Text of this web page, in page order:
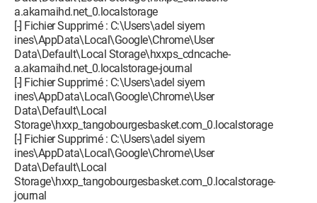
a.akamaihd.net_0.localstorage
[-] Fichier Supprimé : C:\Users\adel siyem
ines\AppData\Local\Google\Chrome\User
Data\Default\Local Storage\hxxps_cdncache-
a.akamaihd.net_0.localstorage-journal
[-] Fichier Supprimé : C:\Users\adel siyem
ines\AppData\Local\Google\Chrome\User
Data\Default\Local
Storage\hxxp_tangobourgesbasket.com_0.localstorage
[-] Fichier Supprimé : C:\Users\adel siyem
ines\AppData\Local\Google\Chrome\User
Data\Default\Local
Storage\hxxp_tangobourgesbasket.com_0.localstorage-
journal